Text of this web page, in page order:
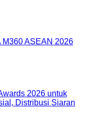
M360 ASEAN 2026
2026 untuk
Distribusi Siaran